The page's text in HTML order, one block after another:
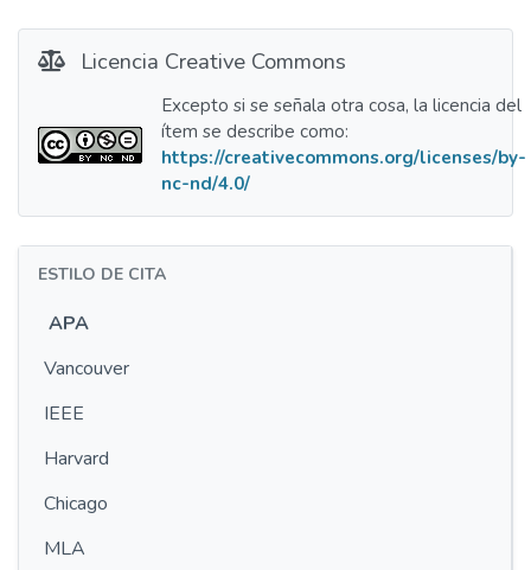
Licencia Creative Commons
Excepto si se señala otra cosa, la licencia del
ítem se describe como:
https://creativecommons.org/licenses/by-
nc-nd/4.0/
ESTILO DE CITA
APA
Vancouver
IEEE
Harvard
Chicago
MLA